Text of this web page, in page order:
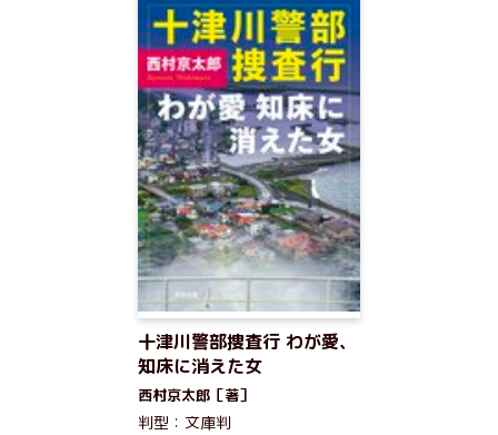
十津川警部捜査行 わが愛、
知床に消えた女
西村京太郎［著］
判型：文庫判